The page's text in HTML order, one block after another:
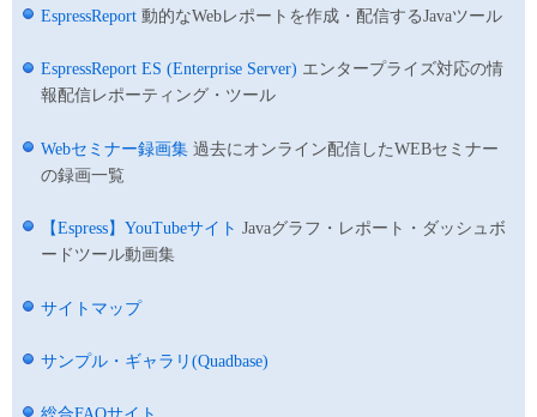
EspressReport 動的なWebレポートを作成・配信するJavaツール
EspressReport ES (Enterprise Server) エンタープライズ対応の情
報配信レポーティング・ツール
Webセミナー録画集 過去にオンライン配信したWEBセミナー
の録画一覧
【Espress】YouTubeサイト Javaグラフ・レポート・ダッシュボ
ードツール動画集
サイトマップ
サンプル・ギャラリ(Quadbase)